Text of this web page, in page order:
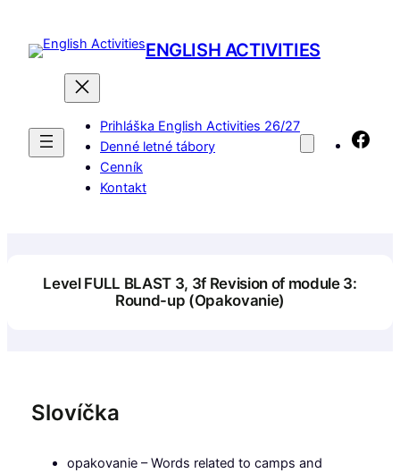
obsah
ENGLISH ACTIVITIES
Prihláška English Activities 26/27
Denné letné tábory
Cenník
Kontakt
Level FULL BLAST 3, 3f Revision of module 3:
Round-up (Opakovanie)
Slovíčka
opakovanie – Words related to camps and